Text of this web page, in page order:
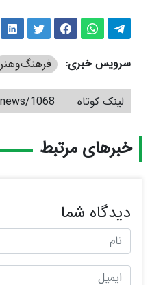
سرویس خبری: فرهنگ‌و‌هنر
لینک کوتاه 1068
خبرهای مرتبط
دیدگاه شما